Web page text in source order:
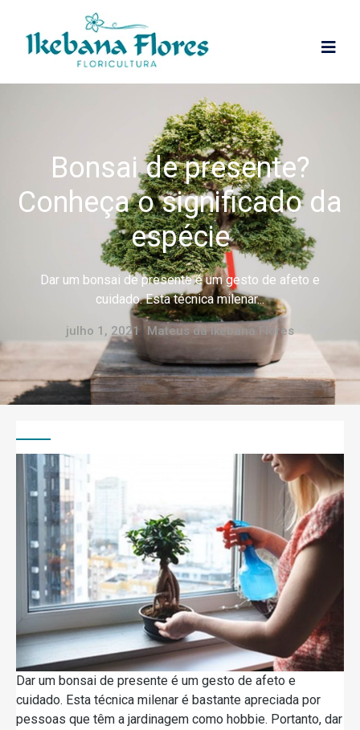
Bonsai de presente?
Conheça o significado da
espécie
Dar um bonsai de presente é um gesto de afeto e
cuidado. Esta técnica milenar...
julho 1, 2021 Mateus da Ikebana Flores
Dar um bonsai de presente é um gesto de afeto e
cuidado. Esta técnica milenar é bastante apreciada por
pessoas que têm a jardinagem como hobbie. Portanto, dar